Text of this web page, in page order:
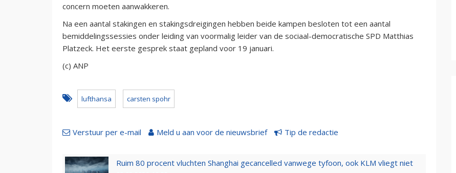
concern moeten aanwakkeren.
Na een aantal stakingen en stakingsdreigingen hebben beide kampen besloten tot een aantal
bemiddelingssessies onder leiding van voormalig leider van de sociaal-democratische SPD Matthias
Platzeck. Het eerste gesprek staat gepland voor 19 januari.
(c) ANP
lufthansa carsten spohr
Verstuur per e-mail Meld u aan voor de nieuwsbrief Tip de redactie
Ruim 80 procent vluchten Shanghai gecancelled vanwege tyfoon, ook KLM vliegt niet